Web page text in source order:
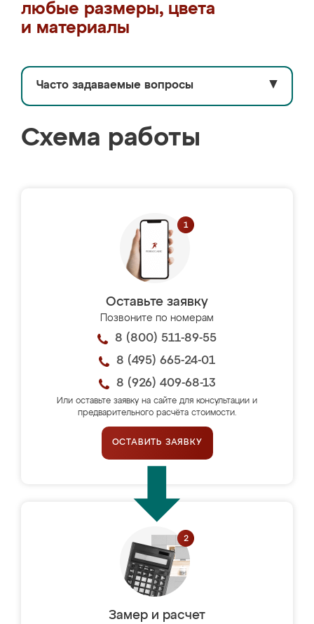
любые размеры, цвета
и материалы
Часто задаваемые вопросы ▼
Схема работы
Оставьте заявку
Позвоните по номерам
8 (800) 511-89-55
8 (495) 665-24-01
8 (926) 409-68-13
Или оставьте заявку на сайте для консультации и
предварительного расчёта стоимости.
ОСТАВИТЬ ЗАЯВКУ
Замер и расчет